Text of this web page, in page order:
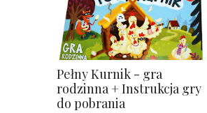
Pełny Kurnik - gra
rodzinna + Instrukcja gry
do pobrania